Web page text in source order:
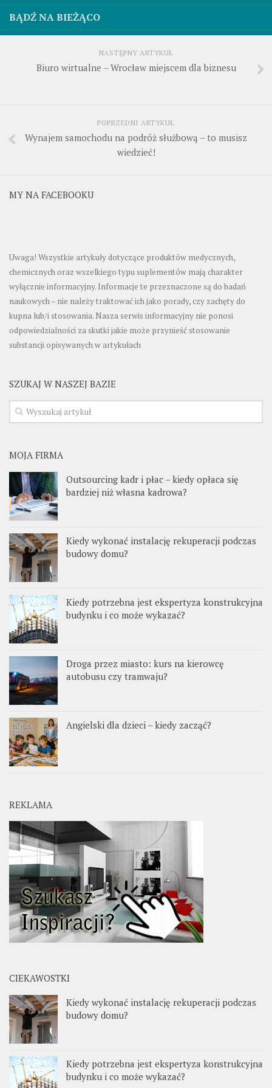
BĄDŹ NA BIEŻĄCO
NASTĘPNY ARTYKUŁ
Biuro wirtualne – Wrocław miejscem dla biznesu
POPRZEDNI ARTYKUŁ
Wynajem samochodu na podróż służbową – to musisz
wiedzieć!
MY NA FACEBOOKU
Uwaga! Wszystkie artykuły dotyczące produktów medycznych,
chemicznych oraz wszelkiego typu suplementów mają charakter
wyłącznie informacyjny. Informacje te przeznaczone są do badań
naukowych – nie należy traktować ich jako porady, czy zachęty do
kupna lub/i stosowania. Nasza serwis informacyjny nie ponosi
odpowiedzialności za skutki jakie może przynieść stosowanie
substancji opisywanych w artykułach
SZUKAJ W NASZEJ BAZIE
MOJA FIRMA
Outsourcing kadr i płac – kiedy opłaca się
bardziej niż własna kadrowa?
Kiedy wykonać instalację rekuperacji podczas
budowy domu?
Kiedy potrzebna jest ekspertyza konstrukcyjna
budynku i co może wykazać?
Droga przez miasto: kurs na kierowcę
autobusu czy tramwaju?
Angielski dla dzieci – kiedy zacząć?
REKLAMA
CIEKAWOSTKI
Kiedy wykonać instalację rekuperacji podczas
budowy domu?
Kiedy potrzebna jest ekspertyza konstrukcyjna
budynku i co może wykazać?